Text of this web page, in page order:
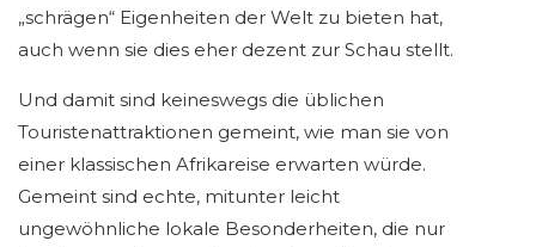
„schrägen“ Eigenheiten der Welt zu bieten hat,
auch wenn sie dies eher dezent zur Schau stellt.
Und damit sind keineswegs die üblichen
Touristenattraktionen gemeint, wie man sie von
einer klassischen Afrikareise erwarten würde.
Gemeint sind echte, mitunter leicht
ungewöhnliche lokale Besonderheiten, die nur